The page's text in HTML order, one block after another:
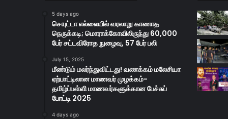
5 days ago
செயுட்டா எல்லையில் வரலாறு காணாத
நெருக்கடி; மொராக்கோவிலிருந்து 60,000
பேர் சட்டவிரோத நுழைவு, 57 பேர் பலி
July 15, 2025
மீண்டும் மலர்ந்துவிட்டது! வணக்கம் மலேசியா
ஏற்பாட்டிலான மாணவர் முழக்கம்-
தமிழ்ப்பள்ளி மாணவர்களுக்கான பேச்சுப்
போட்டி 2025
4 days ago